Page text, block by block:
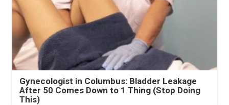
Gynecologist in Columbus: Bladder Leakage
After 50 Comes Down to 1 Thing (Stop Doing
This)